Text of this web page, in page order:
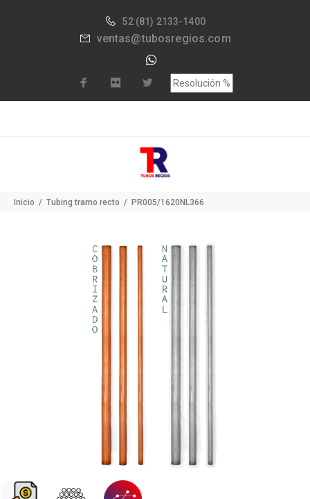
52 (81) 2133-1400
ventas@tubosregios.com
Inicio Tubing tramo recto PR005/1620NL366